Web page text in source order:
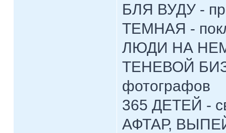
БЛЯ ВУДУ -
ТЕМНАЯ -
ЛЮДИ НА
ТЕНЕВОЙ
фотографов
365 ДЕТЕЙ -
АФТАР,